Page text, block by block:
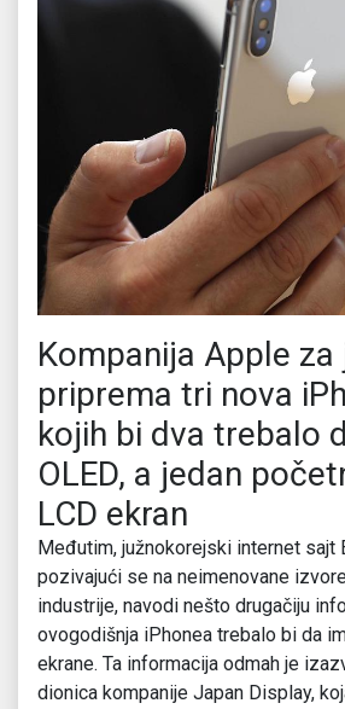
Kompanija Apple za
priprema tri nova
kojih bi dva trebalo
OLED, a jedan
LCD ekran
Međutim, južnokorejski internet sajt
pozivajući se na neimenovane
industrije, navodi nešto drugačiju
ovogodišnja iPhonea trebalo bi da
ekrane. Ta informacija odmah je
dionica kompanije Japan Display,